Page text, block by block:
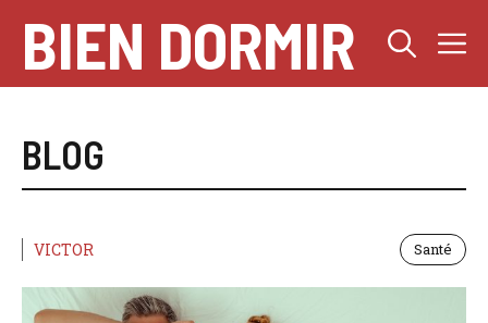
contenu
BIEN DORMIR
BLOG
VICTOR Santé